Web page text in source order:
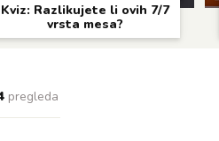
Kviz: Razlikujete li ovih 7/7
vrsta mesa?
pregleda